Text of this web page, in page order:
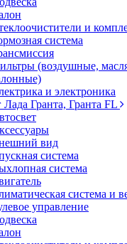
и
система
(воздушные,
и электроника
Гранта, Гранта FL
вид
система
система
система и
управление